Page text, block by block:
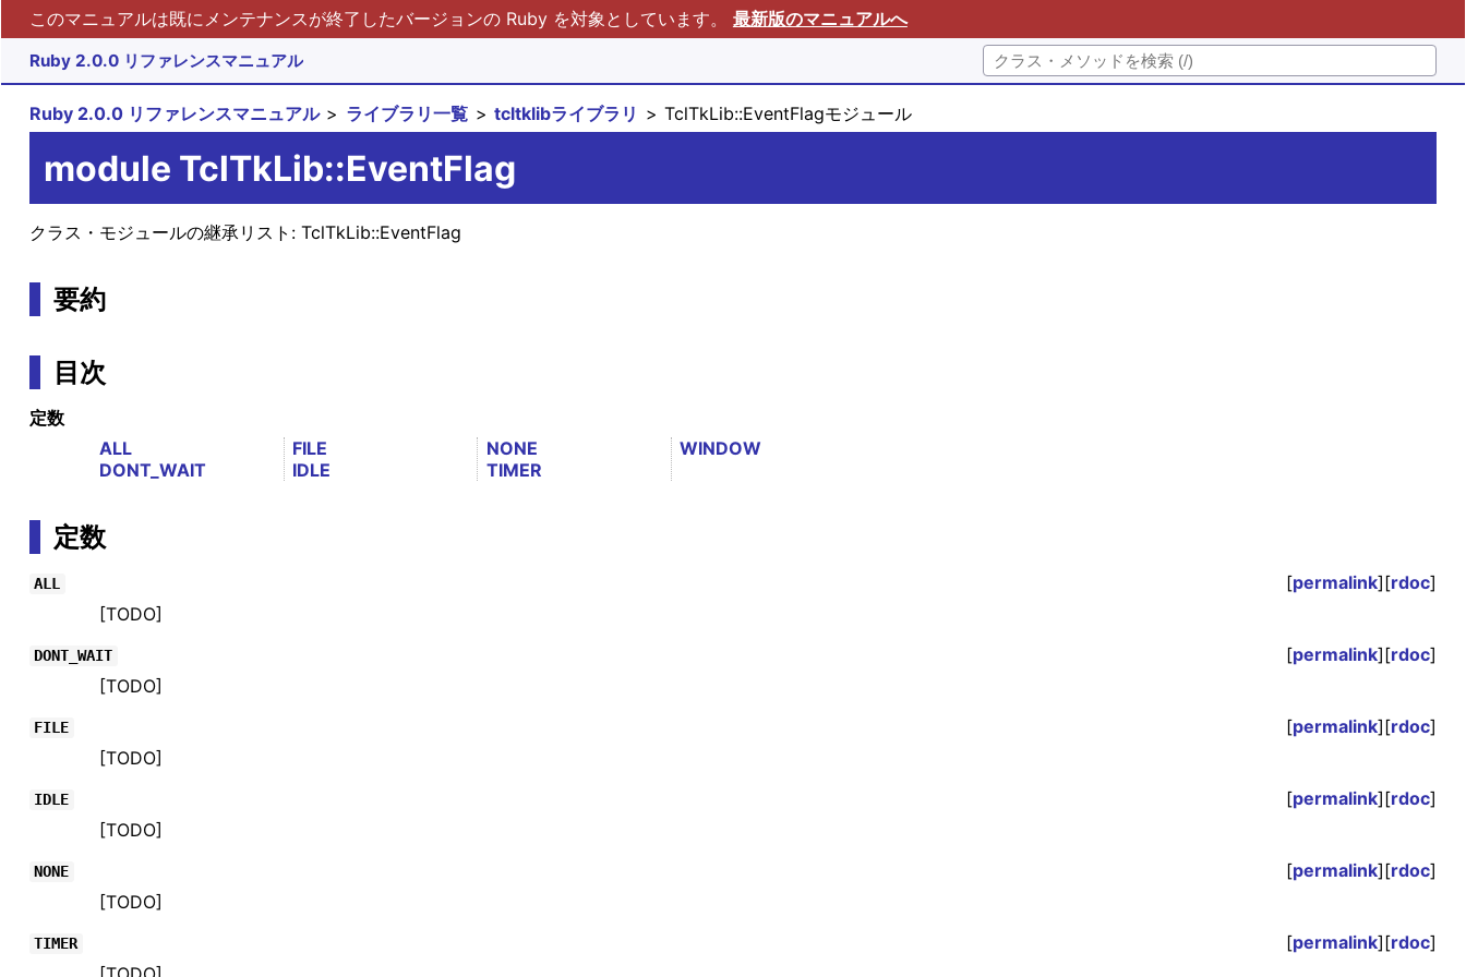
このマニュアルは既にメンテナンスが終了したバージョンの Ruby を対象としています。 最新版のマニュアルへ
Ruby 2.0.0 リファレンスマニュアル
Ruby 2.0.0 リファレンスマニュアル ライブラリ一覧 tcltklibライブラリ TclTkLib::EventFlagモジュール
module TclTkLib::EventFlag
クラス・モジュールの継承リスト: TclTkLib::EventFlag
要約
目次
定数
ALL
DONT_WAIT
FILE
IDLE
NONE
TIMER
WINDOW
定数
ALL [permalink][rdoc]
[TODO]
DONT_WAIT [permalink][rdoc]
[TODO]
FILE [permalink][rdoc]
[TODO]
IDLE [permalink][rdoc]
[TODO]
NONE [permalink][rdoc]
[TODO]
TIMER [permalink][rdoc]